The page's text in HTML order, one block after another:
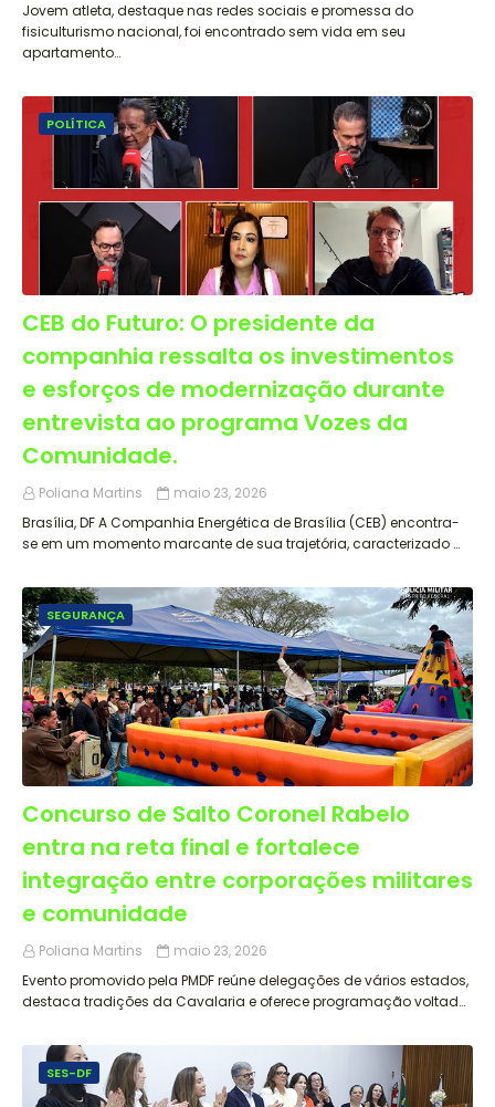
Jovem atleta, destaque nas redes sociais e promessa do
fisiculturismo nacional, foi encontrado sem vida em seu
apartamento…
POLÍTICA
CEB do Futuro: O presidente da
companhia ressalta os investimentos
e esforços de modernização durante
entrevista ao programa Vozes da
Comunidade.
Poliana Martins
maio 23, 2026
Brasília, DF A Companhia Energética de Brasília (CEB) encontra-
se em um momento marcante de sua trajetória, caracterizado …
SEGURANÇA
Concurso de Salto Coronel Rabelo
entra na reta final e fortalece
integração entre corporações militares
e comunidade
Poliana Martins
maio 23, 2026
Evento promovido pela PMDF reúne delegações de vários estados,
destaca tradições da Cavalaria e oferece programação voltad…
SES-DF